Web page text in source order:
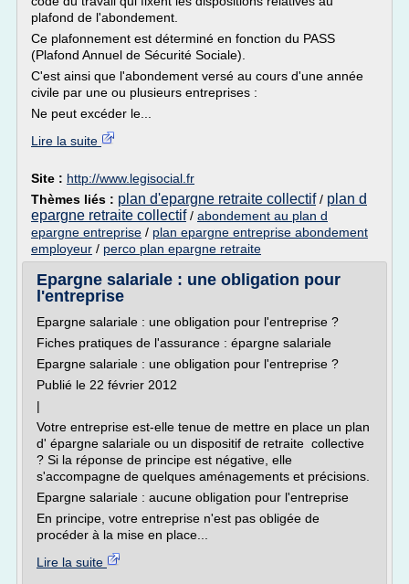
plafond de l'abondement.
Ce plafonnement est déterminé en fonction du PASS
(Plafond Annuel de Sécurité Sociale).
C'est ainsi que l'abondement versé au cours d'une année
civile par une ou plusieurs entreprises :
Ne peut excéder le...
Lire la suite
Site : http://www.legisocial.fr
Thèmes liés : plan d'epargne retraite collectif/ plan d
epargne retraite collectif/ abondement au plan d
epargne entreprise / plan epargne entreprise abondement
employeur / perco plan epargne retraite
Epargne salariale : une obligation pour
l'entreprise
Epargne salariale : une obligation pour l'entreprise ?
Fiches pratiques de l'assurance : épargne salariale
Epargne salariale : une obligation pour l'entreprise ?
Publié le 22 février 2012
|
Votre entreprise est-elle tenue de mettre en place un plan
d' épargne salariale ou un dispositif de retraite collective
? Si la réponse de principe est négative, elle
s'accompagne de quelques aménagements et précisions.
Epargne salariale : aucune obligation pour l'entreprise
En principe, votre entreprise n'est pas obligée de
procéder à la mise en place...
Lire la suite